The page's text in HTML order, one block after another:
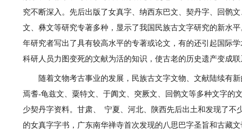
究不断深入。先后出版了女真字、纳西东巴文、契丹字、回鹘
文、彝文等研究专著多种，显示了我国民族古文字研究的新水
年研究者写出了具有较高水平的专著或论文，有的还引起国际
科研人员力图变死的文献为活的知识，使古老的历史遗产变成联
随着文物考古事业的发展，民族古文字文物、文献陆续有新
焉耆-龟兹文、粟特文、于阗文、突厥文、回鹘文等多种文字的
少契丹字资料。甘肃、 宁夏、河北、陕西先后出土和发现了不
的女真字字书，广东南华禅寺首次发现的八思巴字圣旨和古藏